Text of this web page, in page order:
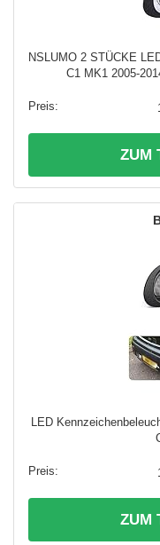
NSLUMO 2 STÜCKE
C1 MK1 2005-
ZUM
LED
ZUM